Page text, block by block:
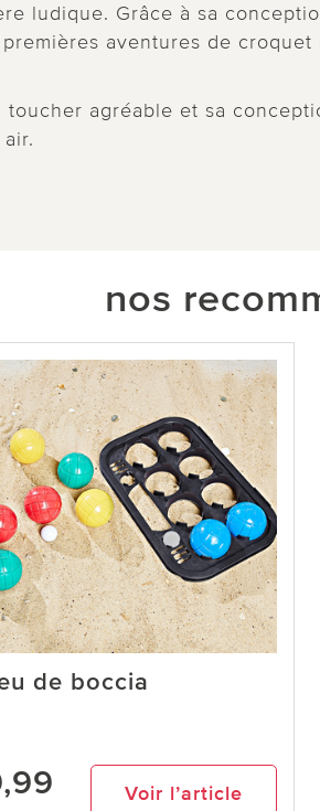
ludique. Grâce à sa
aventures de croquet
agréable et sa
nos
de boccia
Voir l’article